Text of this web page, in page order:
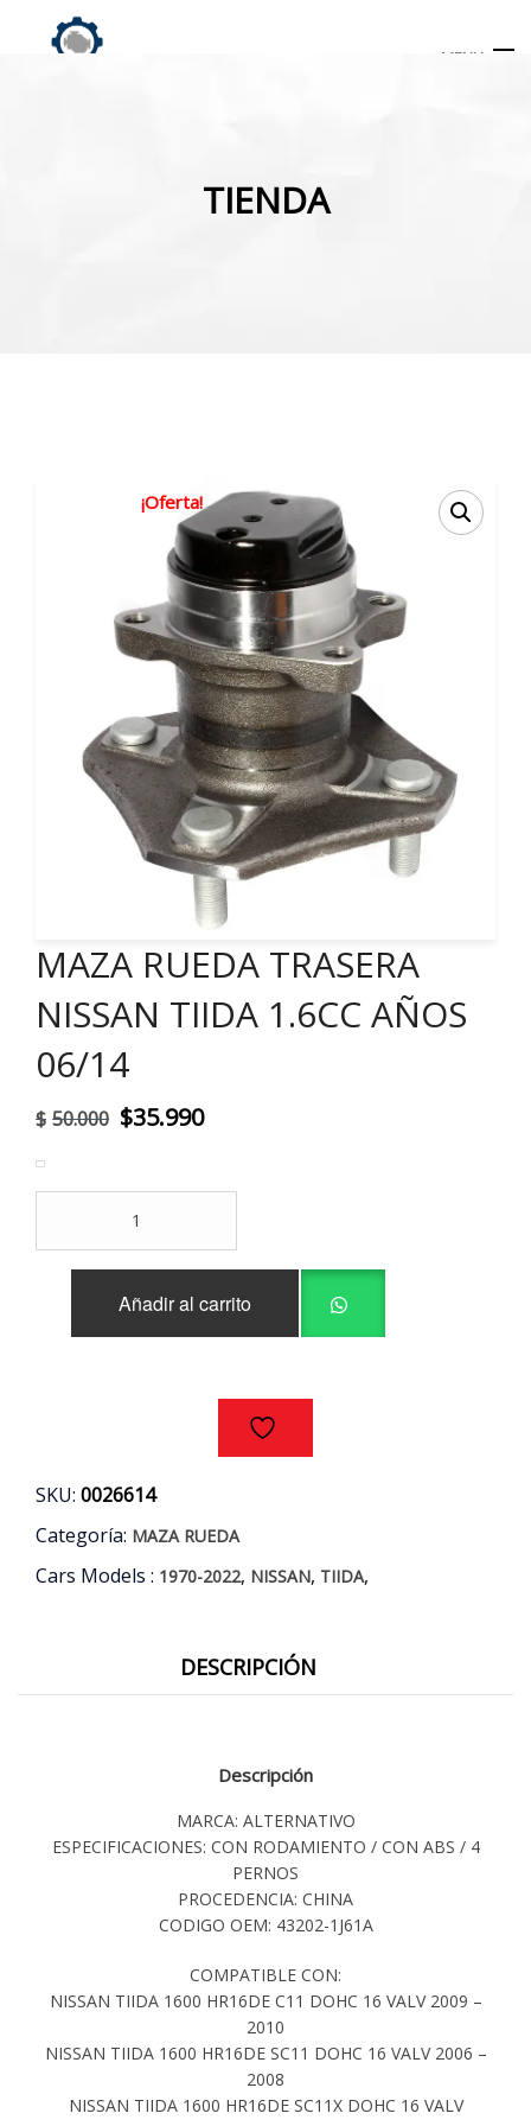
MENU
TIENDA
¡Oferta!
MAZA RUEDA TRASERA
NISSAN TIIDA 1.6CC AÑOS
06/14
$ 50.000 El
original
era:
$50.000.
$35.990El
actual
$35.990.
TRASERA
NISSAN
Añadir al carrito
SKU: 0026614
Categoría: MAZA RUEDA
Cars Models : 1970-2022, NISSAN, TIIDA,
DESCRIPCIÓN
Descripción
MARCA: ALTERNATIVO
ESPECIFICACIONES: CON RODAMIENTO / CON ABS / 4
PERNOS
PROCEDENCIA: CHINA
CODIGO OEM: 43202-1J61A
COMPATIBLE CON:
NISSAN TIIDA 1600 HR16DE C11 DOHC 16 VALV 2009 –
2010
NISSAN TIIDA 1600 HR16DE SC11 DOHC 16 VALV 2006 –
2008
NISSAN TIIDA 1600 HR16DE SC11X DOHC 16 VALV